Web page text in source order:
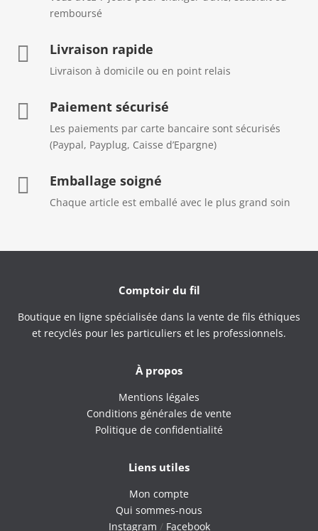
remboursé
 Livraison rapide
Livraison à domicile ou en point relais
 Paiement sécurisé
Les paiements par carte bancaire sont sécurisés
(Paypal, Payplug, Caisse d’Epargne)
 Emballage soigné
Chaque article est emballé avec le plus grand soin
Comptoir du fil
Boutique en ligne spécialisée dans la vente de fils éthiques
et recyclés pour les particuliers et les professionnels.
À propos
Mentions légales
Conditions générales de vente
Politique de confidentialité
Liens utiles
Mon compte
Qui sommes-nous
Instagram / Facebook